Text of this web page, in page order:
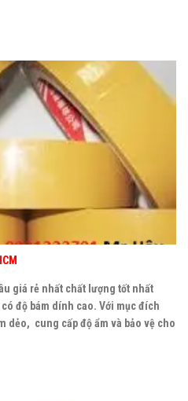
giá rẻ nhất chất lượng tốt nhất
độ bám dính cao. Với mục đích
dẻo, cung cấp độ ẩm và bảo vệ cho